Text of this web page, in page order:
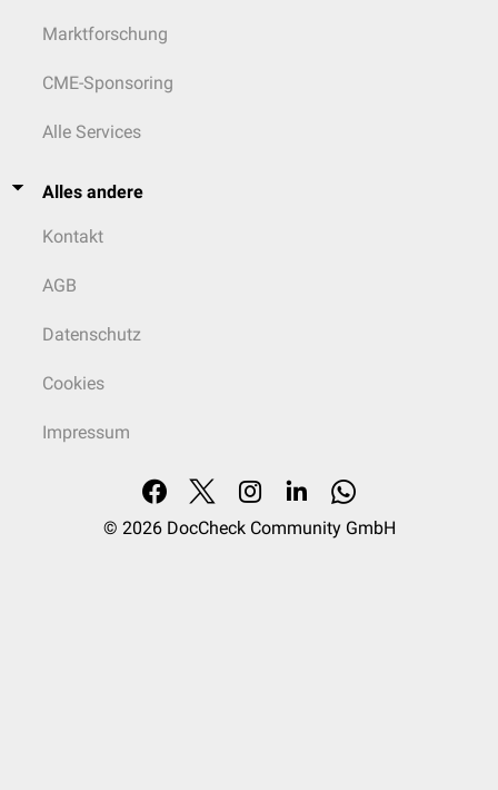
Marktforschung
CME-Sponsoring
Alle Services
Alles andere
Kontakt
AGB
Datenschutz
Cookies
Impressum
© 2026 DocCheck Community GmbH